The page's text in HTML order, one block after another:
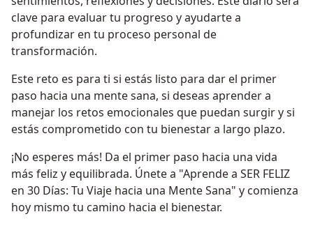
clave para evaluar tu progreso y ayudarte a
profundizar en tu proceso personal de
transformación.
Este reto es para ti si estás listo para dar el primer
paso hacia una mente sana, si deseas aprender a
manejar los retos emocionales que puedan surgir y si
estás comprometido con tu bienestar a largo plazo.
¡No esperes más! Da el primer paso hacia una vida
más feliz y equilibrada. Únete a "Aprende a SER FELIZ
en 30 Días: Tu Viaje hacia una Mente Sana" y comienza
hoy mismo tu camino hacia el bienestar.